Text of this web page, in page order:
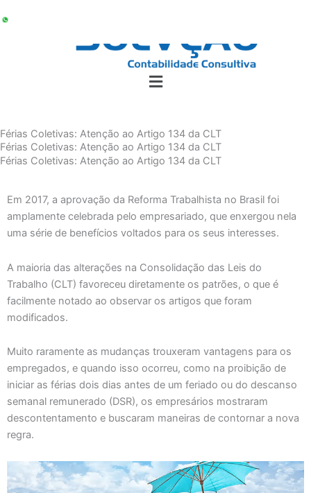
para
Férias Coletivas: Atenção ao Artigo 134 da CLT
Férias Coletivas: Atenção ao Artigo 134 da CLT
Férias Coletivas: Atenção ao Artigo 134 da CLT
Em 2017, a aprovação da Reforma Trabalhista no Brasil foi
amplamente celebrada pelo empresariado, que enxergou nela
uma série de benefícios voltados para os seus interesses.
A maioria das alterações na Consolidação das Leis do
Trabalho (CLT) favoreceu diretamente os patrões, o que é
facilmente notado ao observar os artigos que foram
modificados.
Muito raramente as mudanças trouxeram vantagens para os
empregados, e quando isso ocorreu, como na proibição de
iniciar as férias dois dias antes de um feriado ou do descanso
semanal remunerado (DSR), os empresários mostraram
descontentamento e buscaram maneiras de contornar a nova
regra.